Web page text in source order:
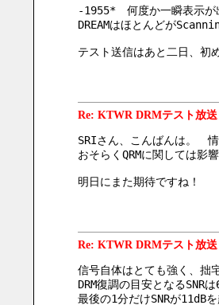
-1955*　何度か一瞬表示が
DREAMはほとんどが
テスト送信はあと二日、初
Re: KTWR DRMテスト放送
SRIさん、こんばんは。　
おそらくQRMに関しては影
明日にまた期待ですね！
Re: KTWR DRMテスト放送
信号自体はとても強く、拙
DRM復調の目安となるSNR
最後の1分だけSNRが11dB